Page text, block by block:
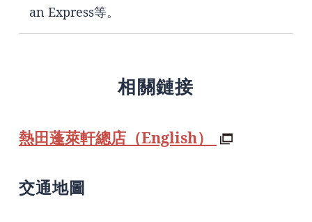
an Express等。
相關鏈接
熱田蓬萊軒總店（English）
交通地圖